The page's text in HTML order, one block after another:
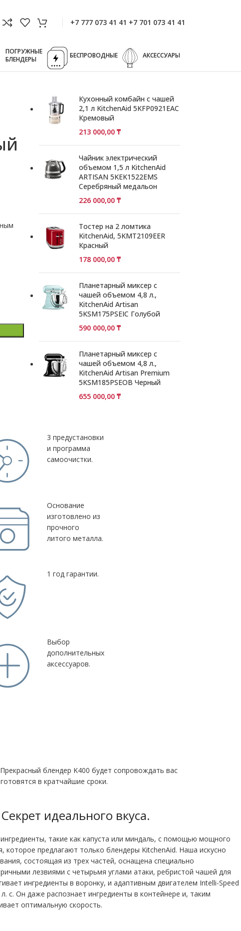
+7 777 073 41 41 +7 701 073 41 41
ПОГРУЖНЫЕ
БЛЕНДЕРЫ
БЕСПРОВОДНЫЕ АКСЕССУАРЫ
Кухонный комбайн с чашей
2,1 л KitchenAid 5KFP0921EAC
Кремовый
213 000,00 ₸
Чайник электрический
объемом 1,5 л KitchenAid
ARTISAN 5KEK1522EMS
Серебряный медальон
226 000,00 ₸
Тостер на 2 ломтика
KitchenAid, 5KMT2109EER
Красный
178 000,00 ₸
Планетарный миксер с
чашей объемом 4,8 л.,
KitchenAid Artisan
5KSM175PSEIC Голубой
590 000,00 ₸
Планетарный миксер с
чашей объемом 4,8 л.,
KitchenAid Artisan Premium
5KSM185PSEOB Черный
655 000,00 ₸
3 предустановки
и программа
самоочистки.
Основание
изготовлено из
прочного
литого металла.
1 год гарантии.
Выбор
дополнительных
аксессуаров.
блендер K400 будет сопровождать вас
в кратчайшие сроки.
Секрет идеального вкуса.
такие как капуста или миндаль, с помощью мощного
которое предлагают только блендеры KitchenAid. Наша искусно
состоящая из трех частей, оснащена специально
лезвиями с четырьмя углами атаки, ребристой чашей для
ингредиенты в воронку, и адаптивным двигателем Intelli-Speed
с. Он даже распознает ингредиенты в контейнере и, таким
оптимальную скорость.